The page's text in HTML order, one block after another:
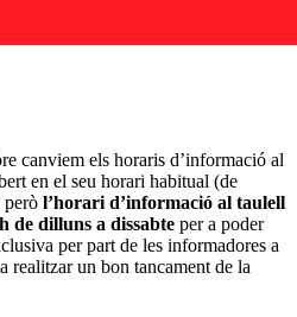
canviem els horaris d’informació al
en el seu horari habitual (de
però l’horari d’informació al taulell
de dilluns a dissabte per a poder
per part de les informadores a
realitzar un bon tancament de la